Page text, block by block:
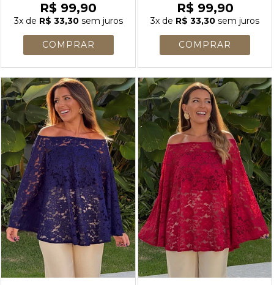
R$ 99,90
3xde R$ 33,30sem juros
R$ 99,90
3x de R$ 33,30 sem juros